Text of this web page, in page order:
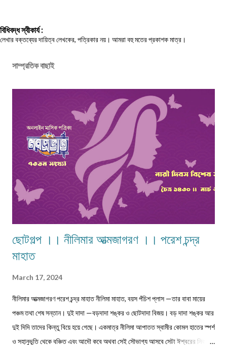
বিধিবদ্ধ স্বীকার্য :
লেখার বক্তব্যের দায়িত্ব লেখকের, পত্রিকার নয়। আমরা বহু মতের প্রকাশক মাত্র।
সাম্প্রতিক বাছাই
ছোটগল্প ।। নীলিমার আত্মজাগরণ ।। পরেশ চন্দ্র
মাহাত
March 17, 2024
নীলিমার আত্মজাগরণ পরেশ চন্দ্র মাহাত নীলিমা মাহাত, বয়স পঁচিশ প্লাস —তার বাবা মায়ের
পঞ্চম তথা শেষ সন্তান। দুই দাদা —বড়দাদা শঙ্কর ও ছোটদাদা বিজয়। বড় দাদা শঙ্কর আর
দুই দিদি তাদের কিন্তু বিয়ে হয়ে গেছে। একমাত্র নীলিমা আপাতত স্বামীর কোমল হাতের স্পর্শ
ও সহানুভূতি থেকে বঞ্চিত এবং আদৌ কবে অথবা সেই সৌভাগ্য আসবে সেটা ঈশ্বরের নিকটই